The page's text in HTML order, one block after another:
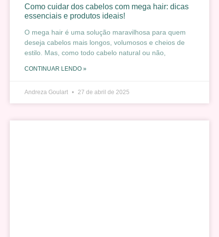
Como cuidar dos cabelos com mega hair: dicas
essenciais e produtos ideais!
O mega hair é uma solução maravilhosa para quem
deseja cabelos mais longos, volumosos e cheios de
estilo. Mas, como todo cabelo natural ou não,
CONTINUAR LENDO »
Andreza Goulart 27 de abril de 2025